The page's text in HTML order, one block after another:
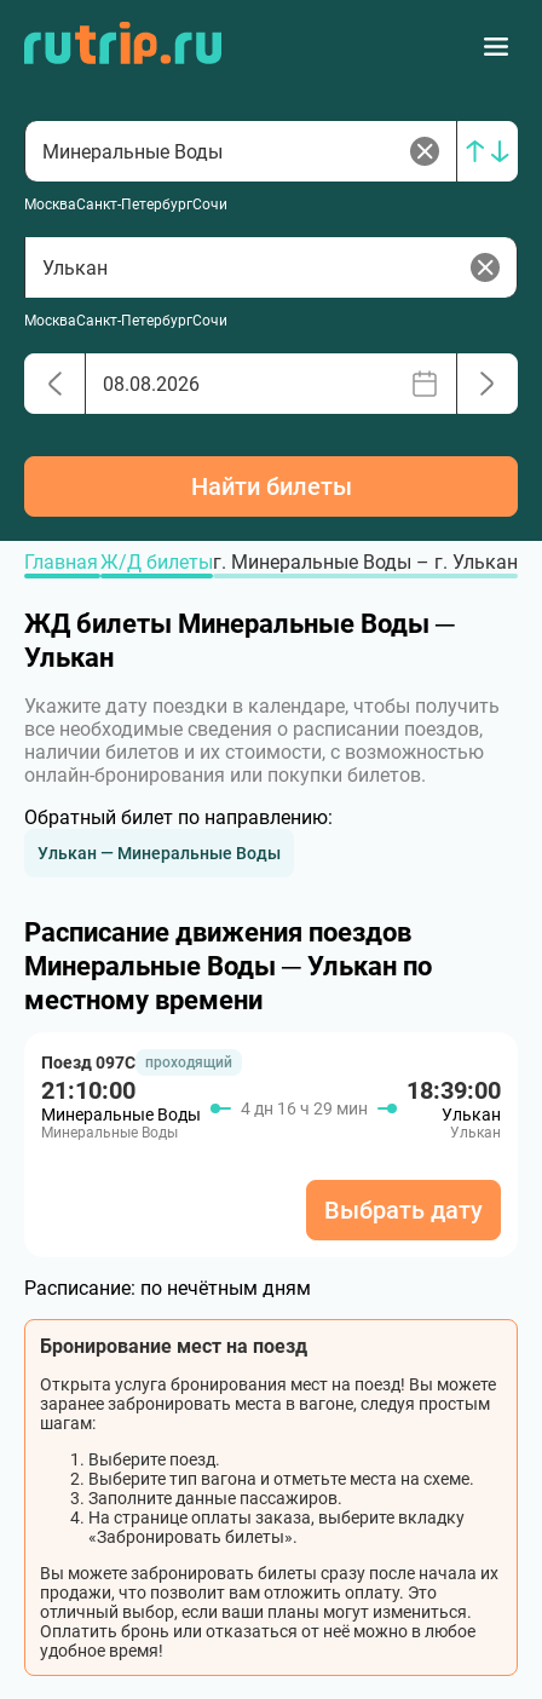
МоскваСанкт-ПетербургСочи
МоскваСанкт-ПетербургСочи
Найти билеты
ГлавнаяЖ/Д билетыг. Минеральные Воды – г. Улькан
ЖД билеты Минеральные Воды ─
Улькан
Укажите дату поездки в календаре, чтобы получить
все необходимые сведения о расписании поездов,
наличии билетов и их стоимости, с возможностью
онлайн-бронирования или покупки билетов.
Обратный билет по направлению:
Улькан — Минеральные Воды
Расписание движения поездов
Минеральные Воды ─ Улькан по
местному времени
Поезд 097С проходящий
21:10:00
Минеральные Воды
Минеральные Воды
4 дн 16 ч 29 мин
18:39:00
Улькан
Улькан
Выбрать дату
Расписание: по нечётным дням
Бронирование мест на поезд
Открыта услуга бронирования мест на поезд! Вы можете
заранее забронировать места в вагоне, следуя простым
шагам:
Выберите поезд.
Выберите тип вагона и отметьте места на схеме.
Заполните данные пассажиров.
На странице оплаты заказа, выберите вкладку
«Забронировать билеты».
Вы можете забронировать билеты сразу после начала их
продажи, что позволит вам отложить оплату. Это
отличный выбор, если ваши планы могут измениться.
Оплатить бронь или отказаться от неё можно в любое
удобное время!